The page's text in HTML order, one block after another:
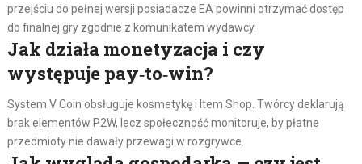
przejściu do pełnej wersji posiadacze EA powinni otrzymać dostęp
do finalnej gry zgodnie z komunikatem wydawcy.
Jak działa monetyzacja i czy
występuje pay‑to‑win?
System V Coin obsługuje kosmetykę i Item Shop. Twórcy deklarują
brak elementów P2W, lecz społeczność monitoruje, by płatne
przedmioty nie dawały przewagi w rozgrywce.